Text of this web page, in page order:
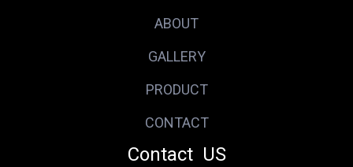
ABOUT
GALLERY
PRODUCT
CONTACT
Contact US